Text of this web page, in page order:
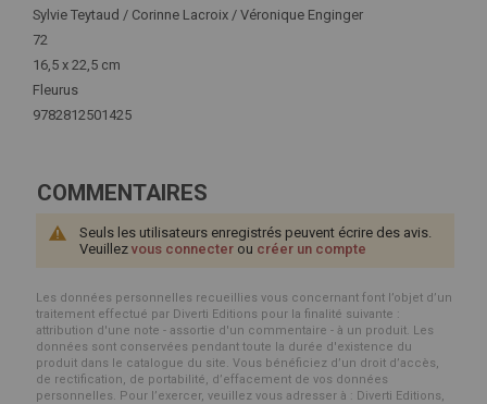
Sylvie Teytaud / Corinne Lacroix / Véronique Enginger
72
16,5 x 22,5 cm
Fleurus
9782812501425
COMMENTAIRES
Seuls les utilisateurs enregistrés peuvent écrire des avis.
Veuillez vous connecter ou créer un compte
Les données personnelles recueillies vous concernant font l’objet d’un
traitement effectué par Diverti Editions pour la finalité suivante :
attribution d'une note - assortie d'un commentaire - à un produit. Les
données sont conservées pendant toute la durée d'existence du
produit dans le catalogue du site. Vous bénéficiez d’un droit d’accès,
de rectification, de portabilité, d’effacement de vos données
personnelles. Pour l’exercer, veuillez vous adresser à : Diverti Editions,